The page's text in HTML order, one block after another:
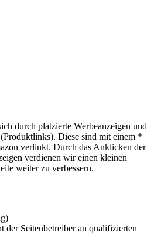
durch platzierte Werbeanzeigen und
Diese sind mit einem *
verlinkt. Durch das Anklicken der
verdienen wir einen kleinen
weiter zu verbessern.
der Seitenbetreiber an qualifizierten